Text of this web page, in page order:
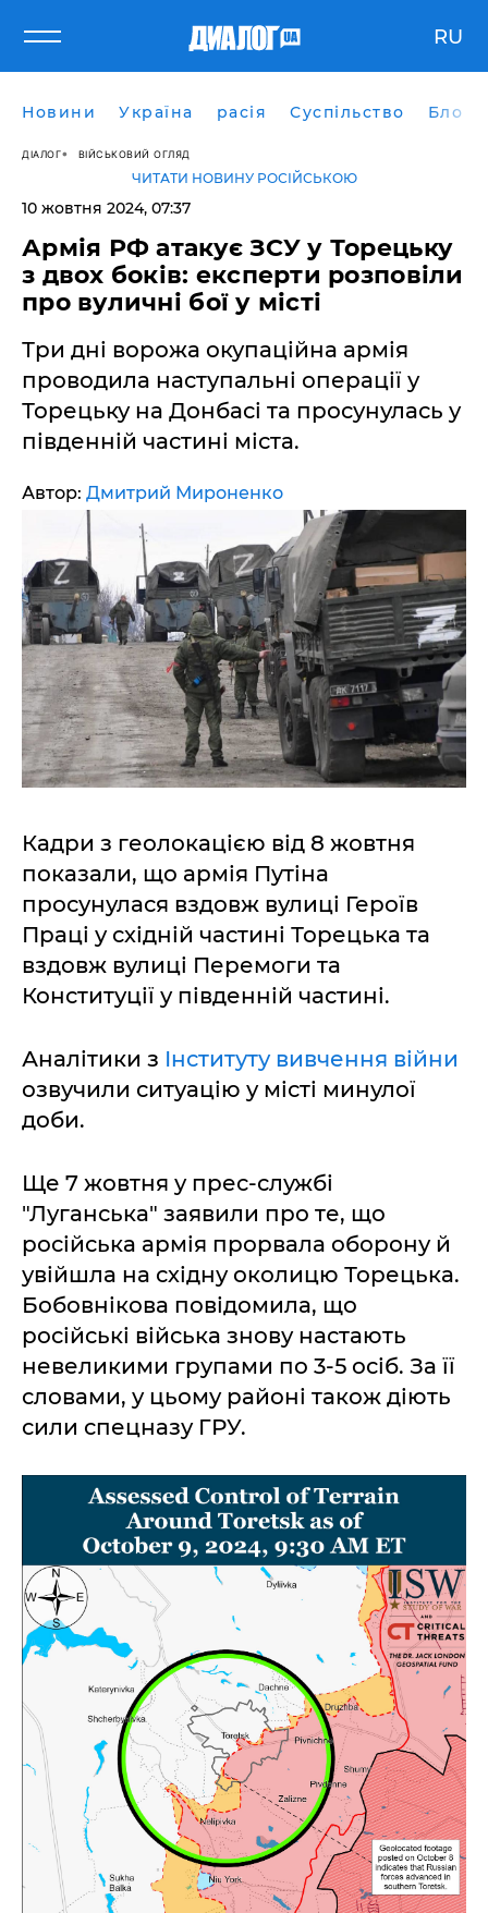
RU
Новини Україна расія Суспільство Блоги
ДІАЛОГ ВІЙСЬКОВИЙ ОГЛЯД
ЧИТАТИ НОВИНУ РОСІЙСЬКОЮ
10 жовтня 2024, 07:37
Армія РФ атакує ЗСУ у Торецьку
з двох боків: експерти розповіли
про вуличні бої у місті
Три дні ворожа окупаційна армія
проводила наступальні операції у
Торецьку на Донбасі та просунулась у
південній частині міста.
Автор: Дмитрий Мироненко
Кадри з геолокацією від 8 жовтня
показали, що армія Путіна
просунулася вздовж вулиці Героїв
Праці у східній частині Торецька та
вздовж вулиці Перемоги та
Конституції у південній частині.
Аналітики з Інституту вивчення війни
озвучили ситуацію у місті минулої
доби.
Ще 7 жовтня у прес-службі
"Луганська" заявили про те, що
російська армія прорвала оборону й
увійшла на східну околицю Торецька.
Бобовнікова повідомила, що
російські війська знову настають
невеликими групами по 3-5 осіб. За її
словами, у цьому районі також діють
сили спецназу ГРУ.